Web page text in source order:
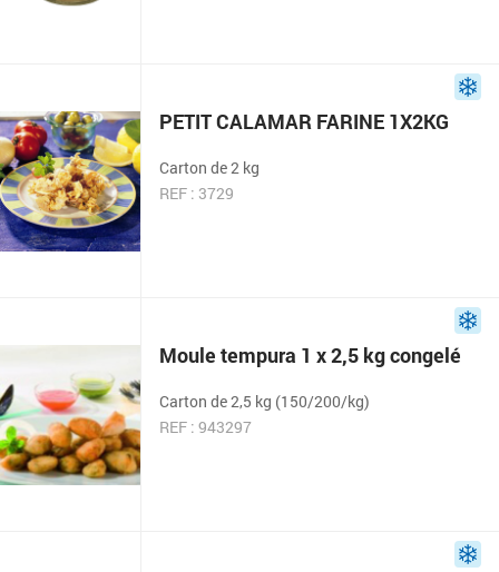
PETIT CALAMAR FARINE 1X2KG
Carton de 2 kg
REF : 3729
Moule tempura 1 x 2,5 kg congelé
Carton de 2,5 kg (150/200/kg)
REF : 943297